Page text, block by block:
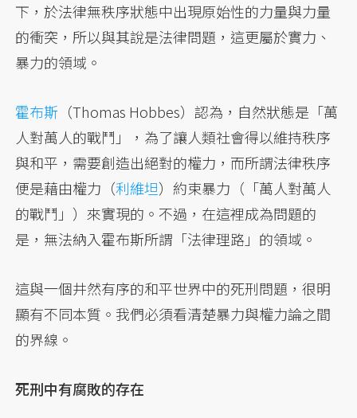
下，於法律無秩序狀態中出現原始性的力量與力量
的衝突，所以與其說是法律問題，這更屬於實力、
暴力的領域。
霍布斯 （Thomas Hobbes）認為，自然狀態是「萬
人對萬人的戰鬥」，為了讓人類社會得以維持秩序
與和平，需要創造出絕對的權力，而所謂法律秩序
便是藉由權力（利維坦）約束暴力（「萬人對萬人
的戰鬥」）來實現的。不過，在這裡成為問題的
是，無法納入霍布斯所謂「法律理路」的領域。
這與一個井然有序的和平世界中的死刑問題，很明
顯有不同本質。我們必須看清楚暴力與權力論之間
的界線。
死刑中有腐敗的存在